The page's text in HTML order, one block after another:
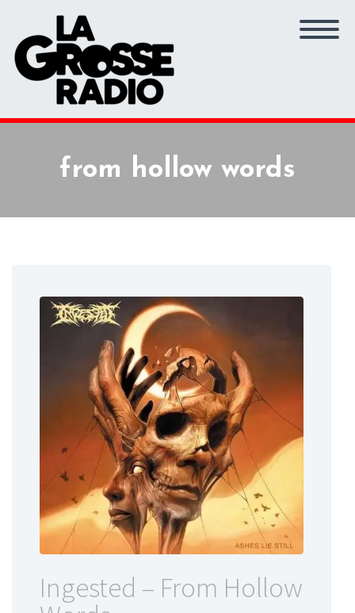
from hollow words
Ingested – From Hollow